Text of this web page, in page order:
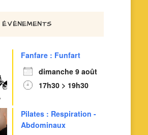
ÉVÈNEMENTS
Fanfare : Funfart
dimanche 9 août
17h30 > 19h30
Pilates : Respiration -
Abdominaux